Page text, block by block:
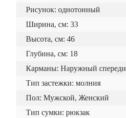
Рисунок: однотонный
Ширина, см: 33
Высота, см: 46
Глубина, см: 18
Карманы: Наружный спереди
Тип застежки: молния
Пол: Мужской, Женский
Тип сумки: рюкзак